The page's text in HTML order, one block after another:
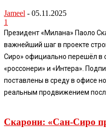
Jameel - 05.11.2025
1
Президент «Милана» Паоло
важнейший шаг в проекте
Сиро» официально перешёл в
«россонери» и «Интера».
поставлены в среду в офисе
реальным продвижением
Скарони: «Сан-Сиро